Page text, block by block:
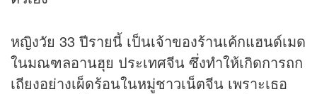
หญิงวัย 33 ปีรายนี้ เป็นเจ้าของร้านเค้กแฮนด์เมด
ในมณฑลอานฮุย ประเทศจีน ซึ่งทำให้เกิดการถก
เถียงอย่างเผ็ดร้อนในหมู่ชาวเน็ตจีน เพราะเธอ